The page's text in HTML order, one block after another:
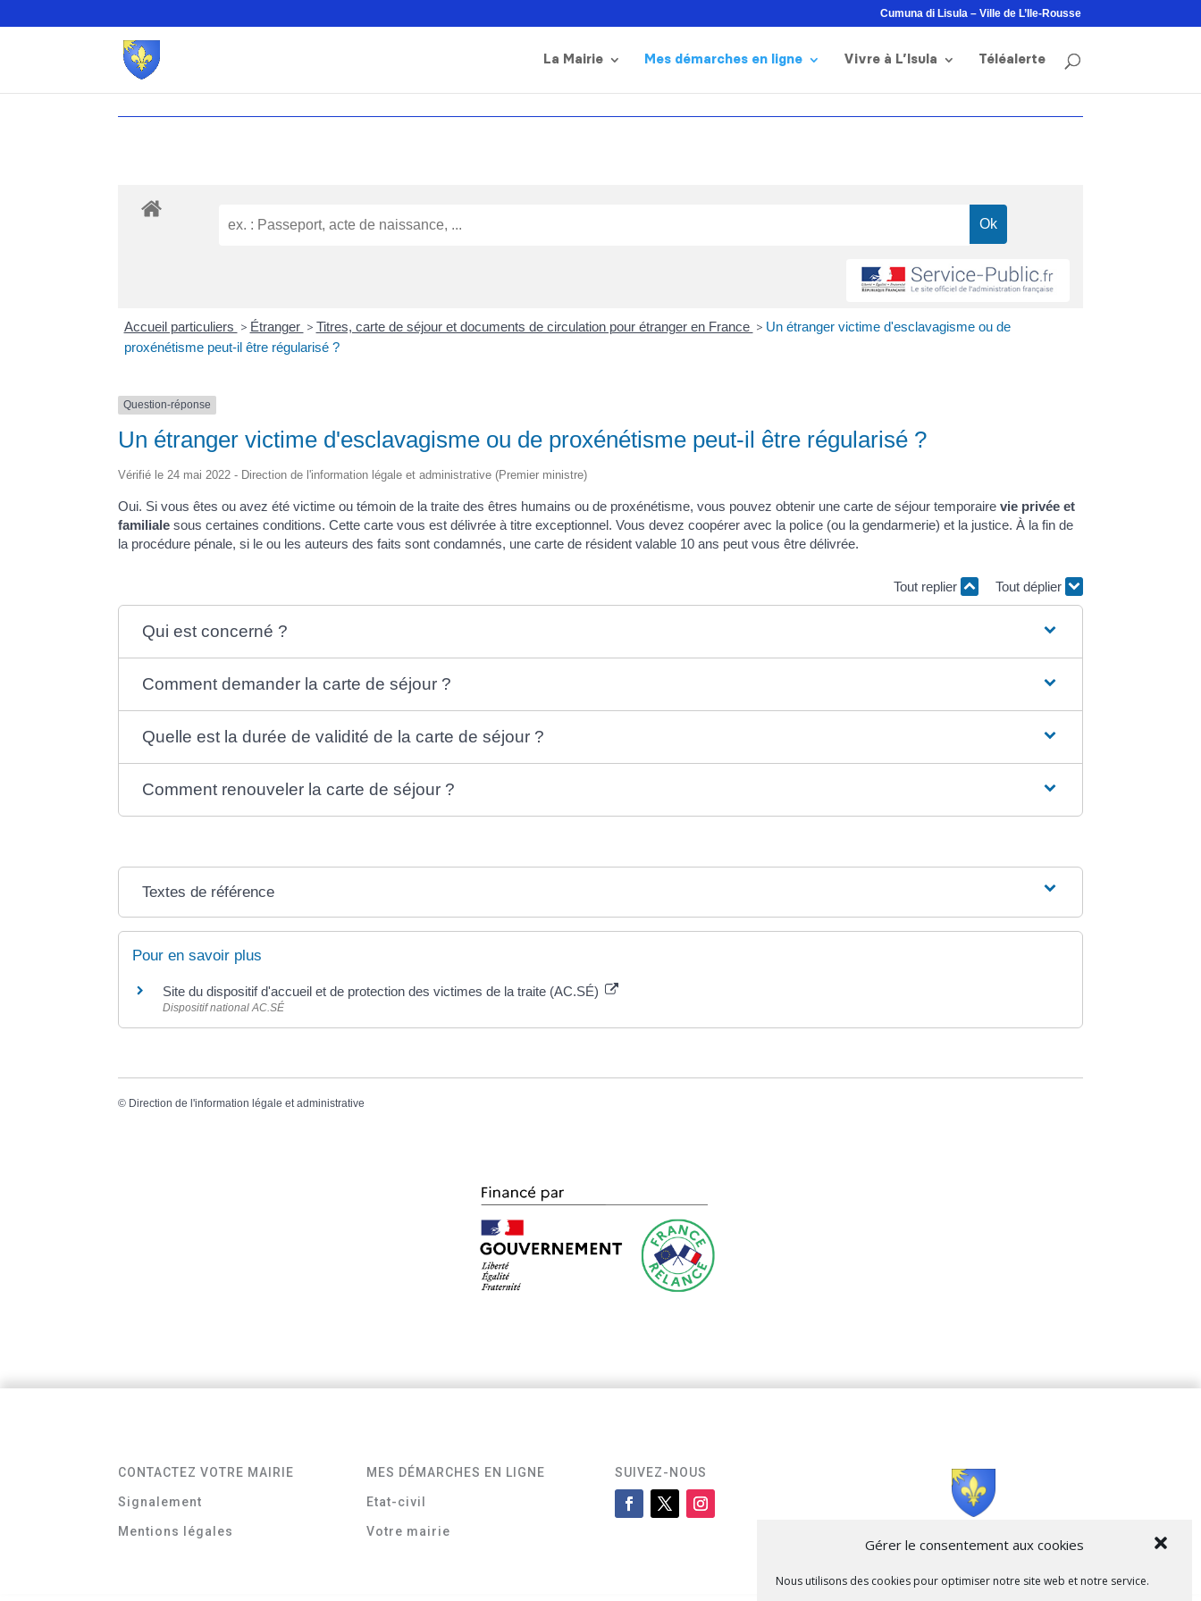
Gérer le consentement aux cookies
Nous utilisons des cookies pour optimiser notre site web et notre service.
Cumuna di Lisula – Ville de L’Ile-Rousse
La Mairie Mes démarches en ligne Vivre à L’Isula Téléalerte
Accueil particuliers > Étranger > Titres, carte de séjour et documents de circulation pour étranger en France > Un étranger victime d'esclavagisme ou de
proxénétisme peut-il être régularisé ?
Question-réponse
Un étranger victime d'esclavagisme ou de proxénétisme peut-il être régularisé ?
Vérifié le 24 mai 2022 - Direction de l'information légale et administrative (Premier ministre)
Oui. Si vous êtes ou avez été victime ou témoin de la traite des êtres humains ou de proxénétisme, vous pouvez obtenir une carte de séjour temporaire vie privée et
familiale sous certaines conditions. Cette carte vous est délivrée à titre exceptionnel. Vous devez coopérer avec la police (ou la gendarmerie) et la justice. À la fin de
la procédure pénale, si le ou les auteurs des faits sont condamnés, une carte de résident valable 10 ans peut vous être délivrée.
Tout replier Tout déplier
Qui est concerné ?
Comment demander la carte de séjour ?
Quelle est la durée de validité de la carte de séjour ?
Comment renouveler la carte de séjour ?
Textes de référence
Pour en savoir plus
Site du dispositif d'accueil et de protection des victimes de la traite (AC.SÉ)
Dispositif national AC.SÉ
© Direction de l'information légale et administrative
CONTACTEZ VOTRE MAIRIE
Signalement
Mentions légales
MES DÉMARCHES EN LIGNE
Etat-civil
Votre mairie
SUIVEZ-NOUS
Cità di L’Isula